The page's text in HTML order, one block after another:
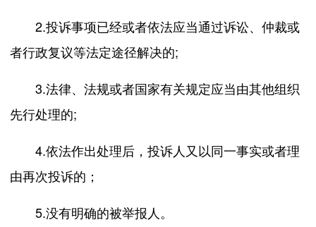
2.投诉事项已经或者依法应当通过诉讼、仲裁或
者行政复议等法定途径解决的;
3.法律、法规或者国家有关规定应当由其他组织
先行处理的;
4.依法作出处理后，投诉人又以同一事实或者理
由再次投诉的；
5.没有明确的被举报人。